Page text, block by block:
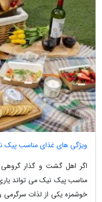
ویژگی های غذای مناسب پیک
اگر اهل گشت و گذار
مناسب پیک نیک می تواند
خوشمزه یکی از لذات سرگرمی